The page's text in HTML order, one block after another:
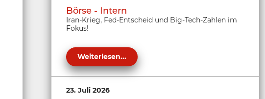
Börse - Intern
Iran-Krieg, Fed-Entscheid und Big-Tech-Zahlen im
Fokus!
Weiterlesen...
23. Juli 2026